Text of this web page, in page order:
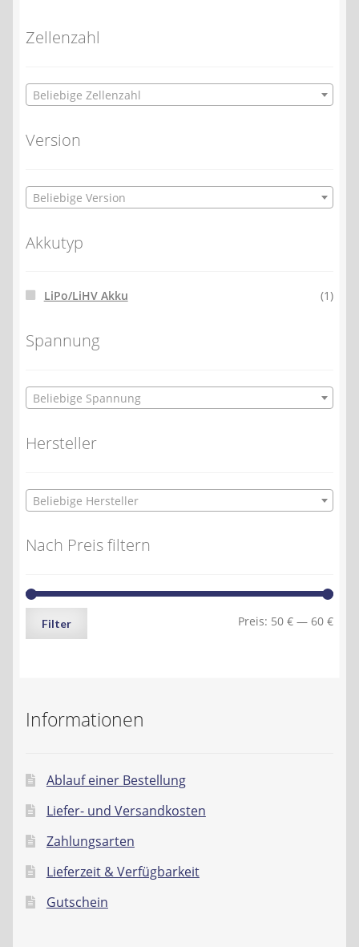
Zellenzahl
Beliebige Zellenzahl
Version
Beliebige Version
Akkutyp
LiPo/LiHV Akku (1)
Spannung
Beliebige Spannung
Hersteller
Beliebige Hersteller
Nach Preis filtern
Min.
Max.
Filter Preis: 50 € — 60 €
Informationen
Ablauf einer Bestellung
Liefer- und Versandkosten
Zahlungsarten
Lieferzeit & Verfügbarkeit
Gutschein